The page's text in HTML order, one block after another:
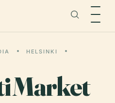
HELSINKI
Market